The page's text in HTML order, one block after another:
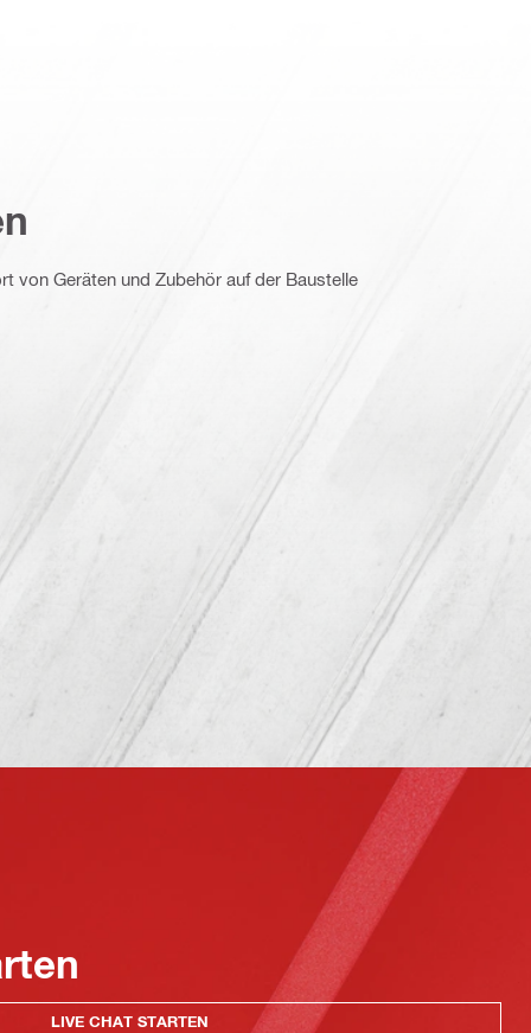
von Geräten und Zubehör auf der Baustelle
LIVE CHAT STARTEN